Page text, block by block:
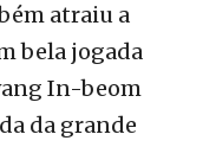
atraiu a
bela jogada
In-beom
da grande